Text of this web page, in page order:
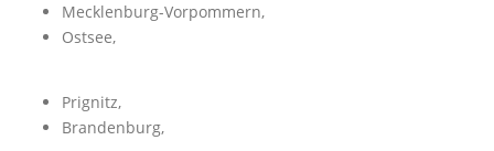
Mecklenburg-Vorpommern,
Ostsee,
Prignitz,
Brandenburg,